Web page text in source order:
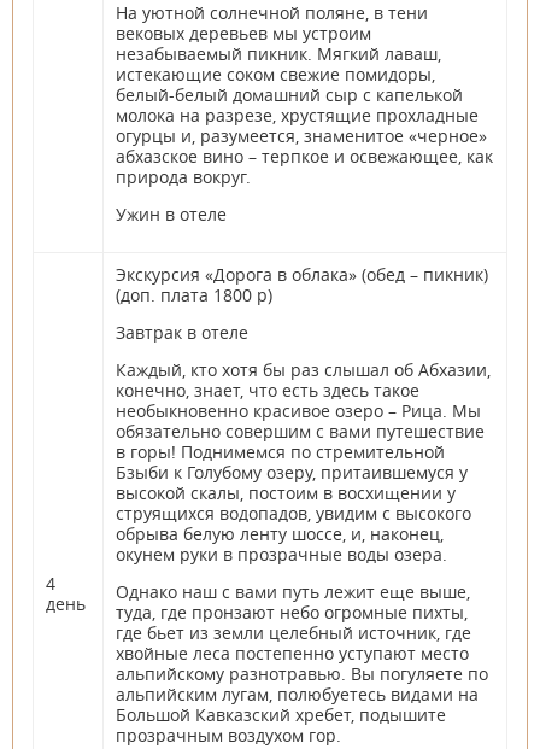
На уютной солнечной поляне, в тени
вековых деревьев мы устроим
незабываемый пикник. Мягкий лаваш,
истекающие соком свежие помидоры,
белый-белый домашний сыр с капелькой
молока на разрезе, хрустящие прохладные
огурцы и, разумеется, знаменитое «черное»
абхазское вино – терпкое и освежающее, как
природа вокруг.
Ужин в отеле
4
день
Экскурсия «Дорога в облака» (обед – пикник)
(доп. плата 1800 р)
Завтрак в отеле
Каждый, кто хотя бы раз слышал об Абхазии,
конечно, знает, что есть здесь такое
необыкновенно красивое озеро – Рица. Мы
обязательно совершим с вами путешествие
в горы! Поднимемся по стремительной
Бзыби к Голубому озеру, притаившемуся у
высокой скалы, постоим в восхищении у
струящихся водопадов, увидим с высокого
обрыва белую ленту шоссе, и, наконец,
окунем руки в прозрачные воды озера.
Однако наш с вами путь лежит еще выше,
туда, где пронзают небо огромные пихты,
где бьет из земли целебный источник, где
хвойные леса постепенно уступают место
альпийскому разнотравью. Вы погуляете по
альпийским лугам, полюбуетесь видами на
Большой Кавказский хребет, подышите
прозрачным воздухом гор.